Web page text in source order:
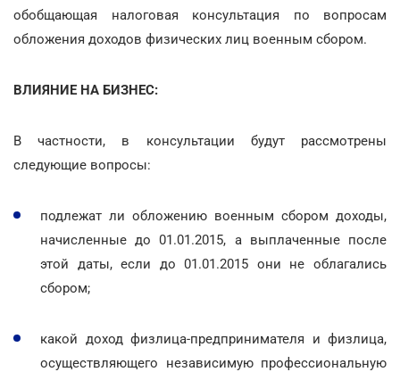
обобщающая налоговая консультация по вопросам
обложения доходов физических лиц военным сбором.
ВЛИЯНИЕ НА БИЗНЕС:
В частности, в консультации будут рассмотрены
следующие вопросы:
подлежат ли обложению военным сбором доходы,
начисленные до 01.01.2015, а выплаченные после
этой даты, если до 01.01.2015 они не облагались
сбором;
какой доход физлица-предпринимателя и физлица,
осуществляющего независимую профессиональную